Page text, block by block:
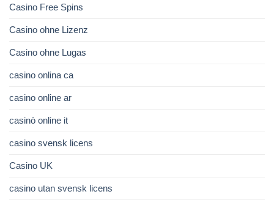
Casino Free Spins
Casino ohne Lizenz
Casino ohne Lugas
casino onlina ca
casino online ar
casinò online it
casino svensk licens
Casino UK
casino utan svensk licens